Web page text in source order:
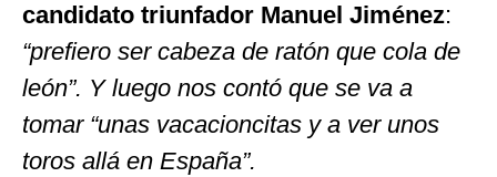
candidato triunfador Manuel Jiménez:
“prefiero ser cabeza de ratón que cola de
león”. Y luego nos contó que se va a
tomar “unas vacacioncitas y a ver unos
toros allá en España”.